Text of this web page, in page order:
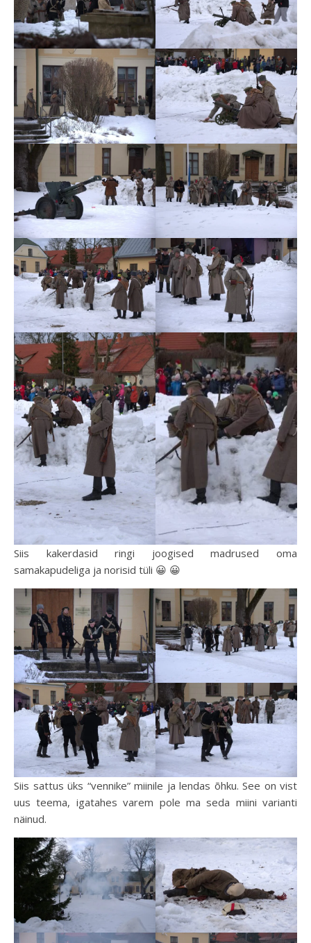
Siis kakerdasid ringi joogised madrused oma
samakapudeliga ja norisid tüli 😀 😀
Siis sattus üks “vennike” miinile ja lendas õhku. See on vist
uus teema, igatahes varem pole ma seda miini varianti
näinud.